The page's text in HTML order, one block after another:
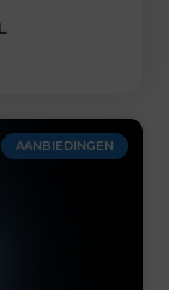
AANBIEDINGEN